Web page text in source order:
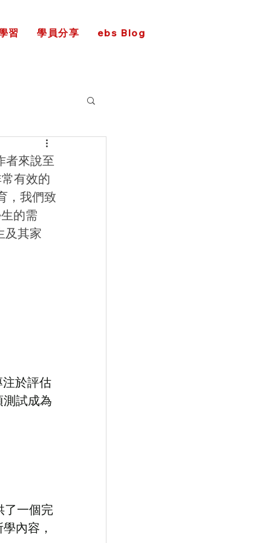
習 學員分享 ebs Blog
者來說至
有效的
，我們致
的需
及其家
於評估
試成為
了一個完
內容，